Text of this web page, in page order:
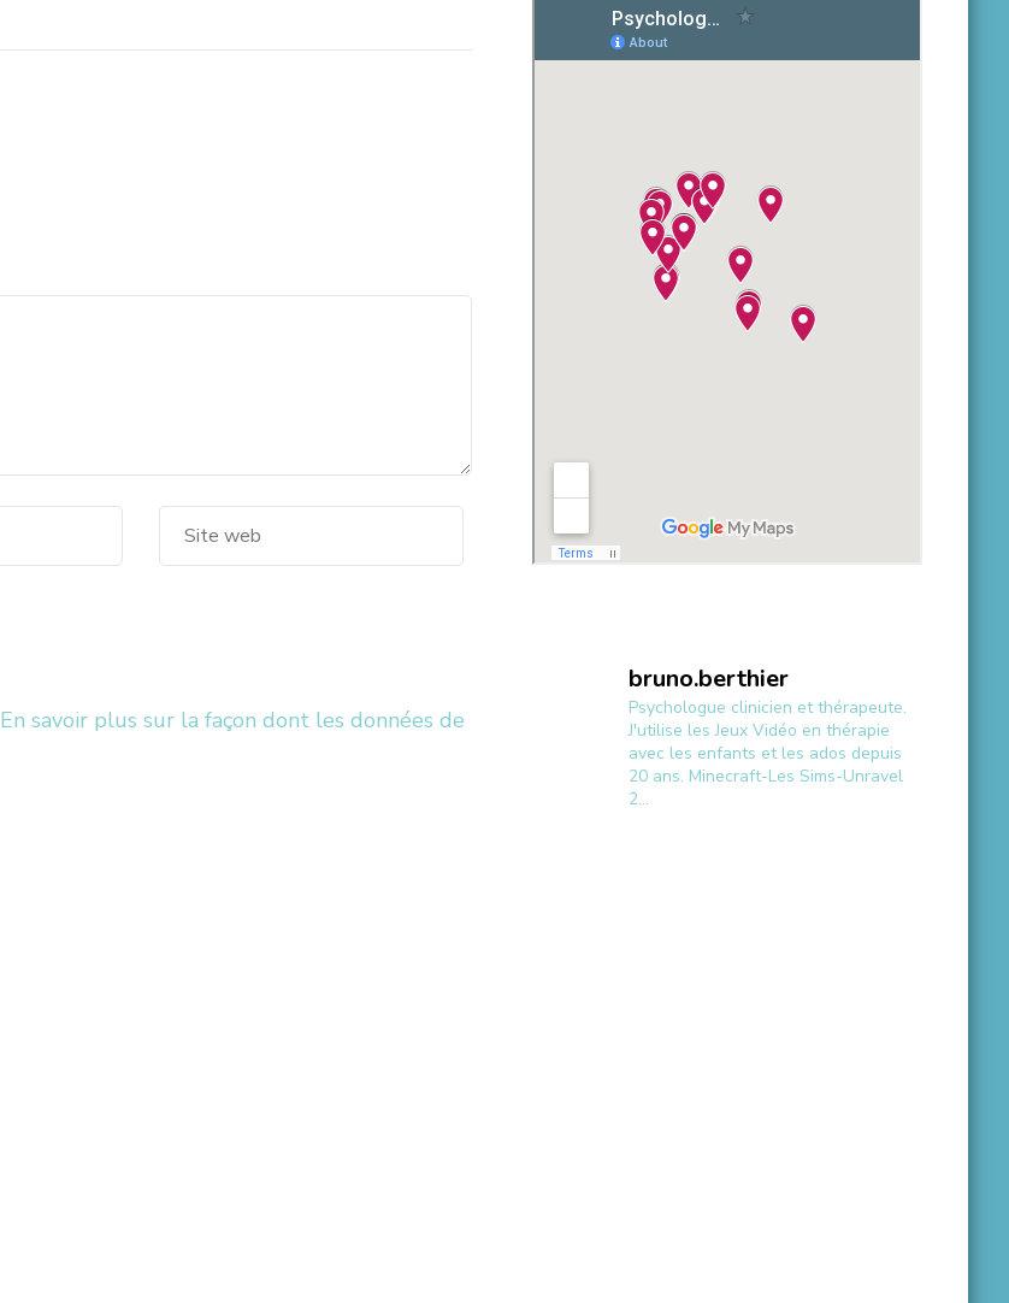
En savoir plus sur la façon dont les données de
bruno.berthier
Psychologue clinicien et thérapeute.
J'utilise les Jeux Vidéo en thérapie
avec les enfants et les ados depuis
20 ans. Minecraft-Les Sims-Unravel
2...